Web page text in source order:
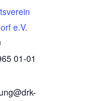
e.V.
01-01